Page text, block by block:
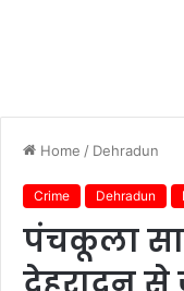
Home / Dehradun
Crime Dehradun
पंचकूला